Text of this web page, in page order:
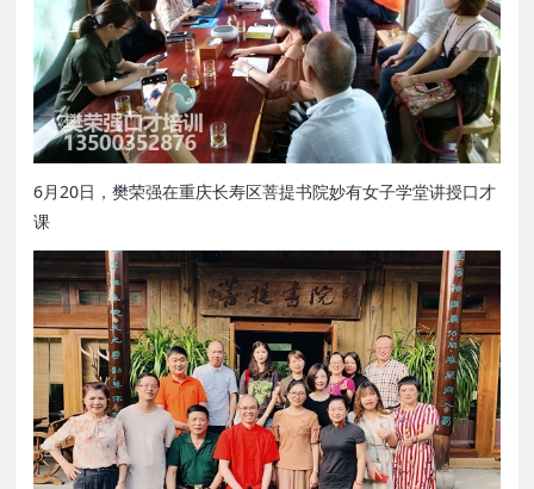
6月20日，樊荣强在重庆长寿区菩提书院妙有女子学堂讲授口才
课